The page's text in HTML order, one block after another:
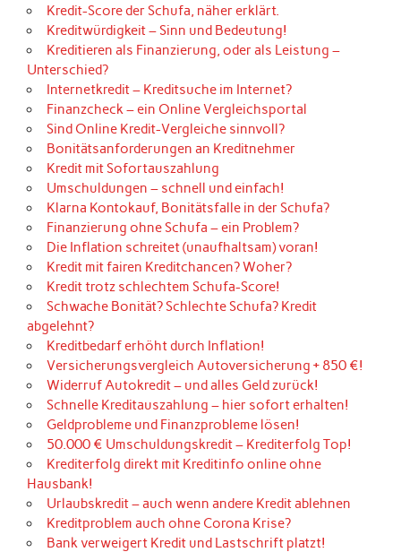
Kredit-Score der Schufa, näher erklärt.
Kreditwürdigkeit – Sinn und Bedeutung!
Kreditieren als Finanzierung, oder als Leistung –
Unterschied?
Internetkredit – Kreditsuche im Internet?
Finanzcheck – ein Online Vergleichsportal
Sind Online Kredit-Vergleiche sinnvoll?
Bonitätsanforderungen an Kreditnehmer
Kredit mit Sofortauszahlung
Umschuldungen – schnell und einfach!
Klarna Kontokauf, Bonitätsfalle in der Schufa?
Finanzierung ohne Schufa – ein Problem?
Die Inflation schreitet (unaufhaltsam) voran!
Kredit mit fairen Kreditchancen? Woher?
Kredit trotz schlechtem Schufa-Score!
Schwache Bonität? Schlechte Schufa? Kredit
abgelehnt?
Kreditbedarf erhöht durch Inflation!
Versicherungsvergleich Autoversicherung + 850 €!
Widerruf Autokredit – und alles Geld zurück!
Schnelle Kreditauszahlung – hier sofort erhalten!
Geldprobleme und Finanzprobleme lösen!
50.000 € Umschuldungskredit – Krediterfolg Top!
Krediterfolg direkt mit Kreditinfo online ohne
Hausbank!
Urlaubskredit – auch wenn andere Kredit ablehnen
Kreditproblem auch ohne Corona Krise?
Bank verweigert Kredit und Lastschrift platzt!